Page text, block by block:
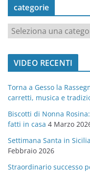
categorie
a
t
o
r
i
e
VIDEO RECENTI
Torna a Gesso la
carretti, musica e
Biscotti di Nonna
fatti in casa 4 Marzo
Settimana Santa in
Febbraio 2026
Straordinario successo